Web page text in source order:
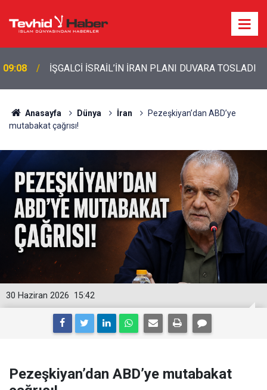
09:08 İŞGALCİ İSRAİL’İN İRAN PLANI DUVARA TOSLADI
Anasayfa Dünya İran
Pezeşkiyan’dan ABD’ye
mutabakat çağrısı!
15:42
30 Haziran 2026
Pezeşkiyan’dan ABD’ye mutabakat